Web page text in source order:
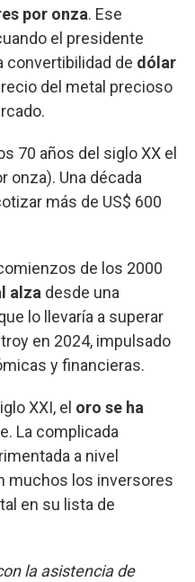
por onza. Ese
el presidente
convertibilidad de dólar
del metal precioso
70 años del siglo XX el
onza). Una década
más de US$ 600
de los 2000
alza desde una
lo llevaría a superar
en 2024, impulsado
y financieras.
XXI, el oro se ha
La complicada
a nivel
muchos los inversores
en su lista de
la asistencia de